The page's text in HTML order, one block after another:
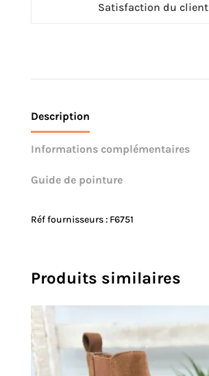
Satisfaction du client
Description
Informations complémentaires
Guide de pointure
Réf fournisseurs : F6751
Produits similaires